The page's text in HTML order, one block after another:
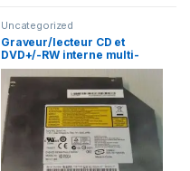
Uncategorized
Graveur/lecteur CD et
DVD+/-RW interne multi-
recorder portable AD-7530A